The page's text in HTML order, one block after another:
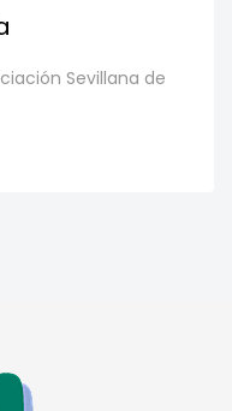
Sevillana de